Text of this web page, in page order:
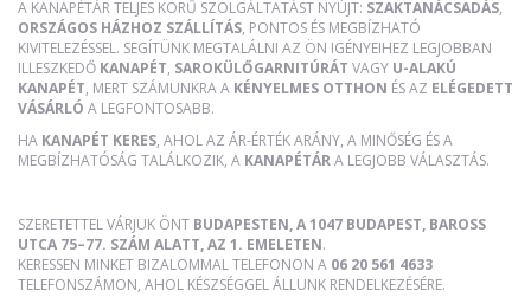
A KANAPÉTÁR TELJES KÖRŰ SZOLGÁLTATÁST NYÚJT: SZAKTANÁCSADÁS,
ORSZÁGOS HÁZHOZ SZÁLLÍTÁS, PONTOS ÉS MEGBÍZHATÓ
KIVITELEZÉSSEL. SEGÍTÜNK MEGTALÁLNI AZ ÖN IGÉNYEIHEZ LEGJOBBAN
ILLESZKEDŐ KANAPÉT, SAROKÜLŐGARNITÚRÁT VAGY U-ALAKÚ
KANAPÉT, MERT SZÁMUNKRA A KÉNYELMES OTTHON ÉS AZ ELÉGEDETT
VÁSÁRLÓ A LEGFONTOSABB.
HA KANAPÉT KERES, AHOL AZ ÁR-ÉRTÉK ARÁNY, A MINŐSÉG ÉS A
MEGBÍZHATÓSÁG TALÁLKOZIK, A KANAPÉTÁRA LEGJOBB VÁLASZTÁS.
SZERETETTEL VÁRJUK ÖNT BUDAPESTEN, A 1047 BUDAPEST, BAROSS
UTCA 75–77. SZÁM ALATT, AZ 1. EMELETEN.
KERESSEN MINKET BIZALOMMAL TELEFONON A 06 20 561 4633
TELEFONSZÁMON, AHOL KÉSZSÉGGEL ÁLLUNK RENDELKEZÉSÉRE.